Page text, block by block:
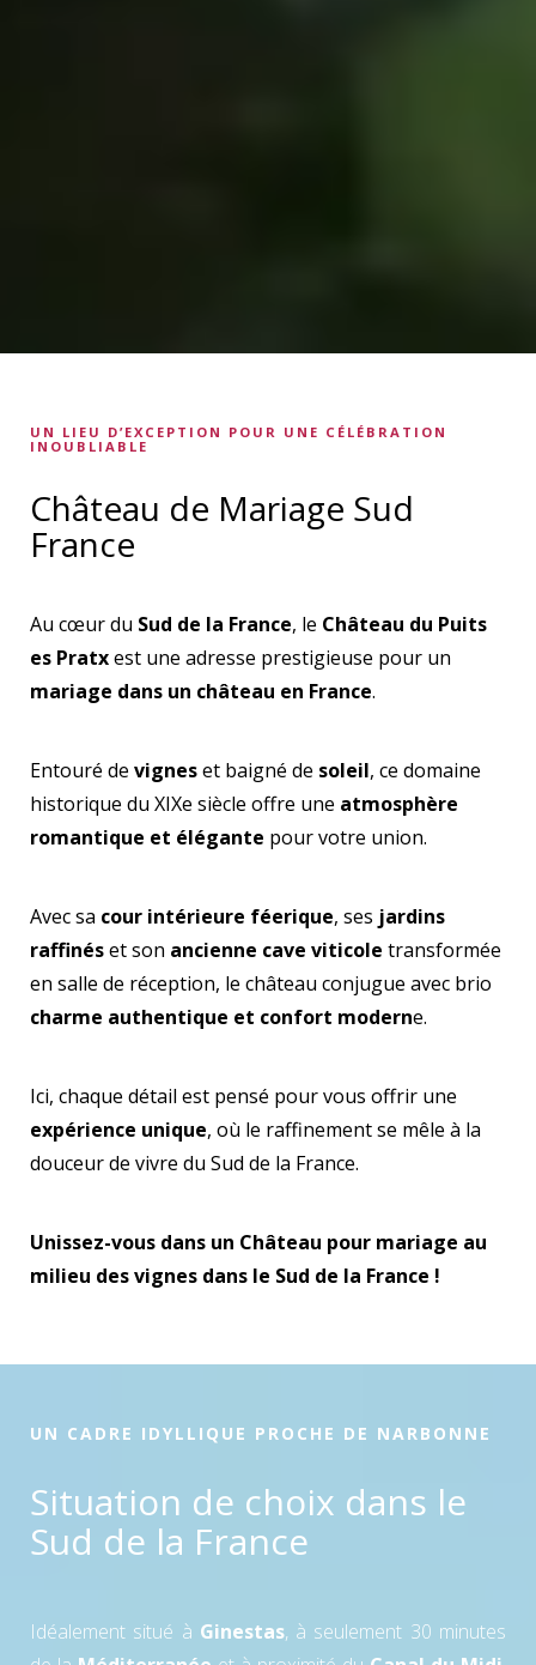
UN LIEU D’EXCEPTION POUR UNE CÉLÉBRATION
INOUBLIABLE
Château de Mariage Sud
France
Au cœur du Sud de la France, le Château du Puits
es Pratxest une adresse prestigieuse pour un
mariage dans un château en France.
Entouré de vigneset baigné de soleil, ce domaine
historique du XIXe siècle offre une atmosphère
romantique et élégante pour votre union.
Avec sa cour intérieure féerique, ses jardins
raffinéset son ancienne cave viticole transformée
en salle de réception, le château conjugue avec brio
charme authentique et confort moderne.
Ici, chaque détail est pensé pour vous offrir une
expérience unique, où le raffinement se mêle à la
douceur de vivre du Sud de la France.
Unissez-vous dans un Château pour mariage au
milieu des vignes dans le Sud de la France !
UN CADRE IDYLLIQUE PROCHE DE NARBONNE
Situation de choix dans le
Sud de la France
Idéalement situé à Ginestas, à seulement 30 minutes